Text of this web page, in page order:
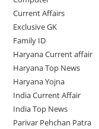
Current Affairs
Exclusive GK
Family ID
Haryana Current affair
Haryana Top News
Haryana Yojna
India Current Affair
India Top News
Parivar Pehchan Patra